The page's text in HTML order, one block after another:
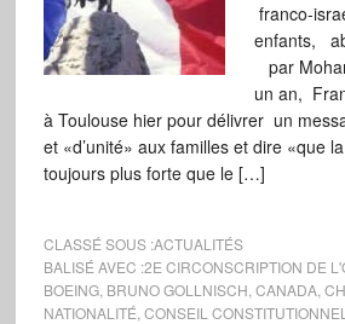
franco-
enfants,
par
un an,
à Toulouse hier pour délivrer un
et «d’unité» aux familles et dire «que
toujours plus forte que le […]
CLASSÉ SOUS :ACTUALITÉS
BALISÉ AVEC :2E CIRCONSCRIPTION DE
BOEING, BRUNO GOLLNISCH CANADA,
NATIONALITÉ CONSEIL CONSTITUTIONNEL